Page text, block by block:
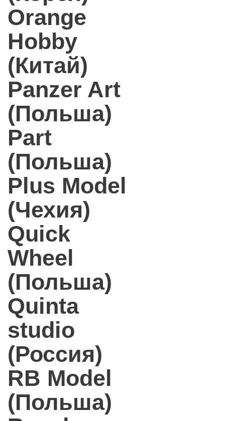
Orange
Hobby
(Китай)
Panzer Art
(Польша)
Part
(Польша)
Plus Model
(Чехия)
Quick
Wheel
(Польша)
Quinta
studio
(Россия)
RB Model
(Польша)